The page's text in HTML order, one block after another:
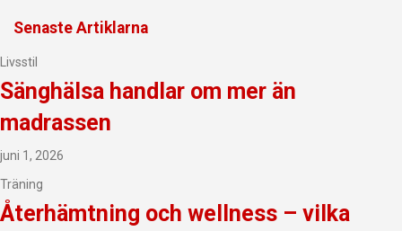
Senaste Artiklarna
Livsstil
Sänghälsa handlar om mer än
madrassen
juni 1, 2026
Träning
Återhämtning och wellness – vilka